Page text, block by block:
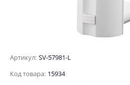
Артикул: SV-57981-L
Код товара: 15934